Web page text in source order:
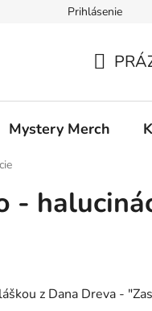
Doprava a platbaPrihlásenie
KOŠÍK
Mystery Merch
-
z Dana Dreva - "